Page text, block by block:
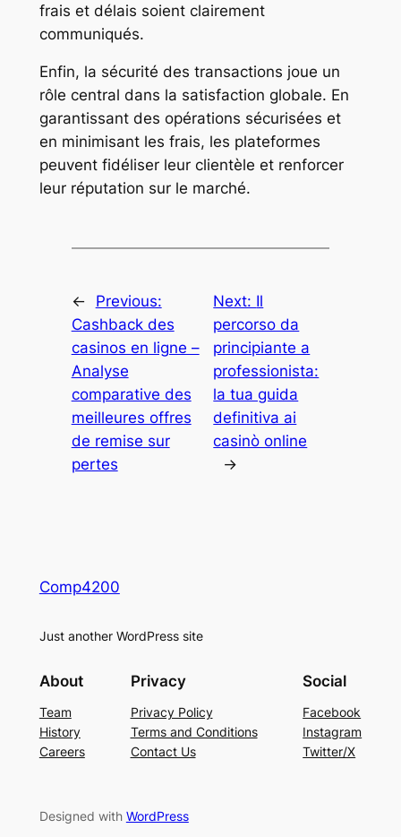
frais et délais soient clairement
communiqués.
Enfin, la sécurité des transactions joue un
rôle central dans la satisfaction globale. En
garantissant des opérations sécurisées et
en minimisant les frais, les plateformes
peuvent fidéliser leur clientèle et renforcer
leur réputation sur le marché.
←
Previous:
Cashback des
casinos en ligne –
Analyse
comparative des
meilleures offres
de remise sur
pertes
Next: Il
percorso da
principiante a
professionista:
la tua guida
definitiva ai
casinò online
→
Comp4200
Just another WordPress site
About
Team
History
Careers
Privacy
Privacy Policy
Terms and Conditions
Contact Us
Social
Facebook
Instagram
Twitter/X
Designed with WordPress